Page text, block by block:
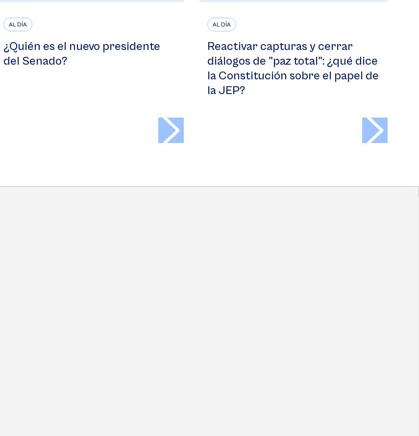
AL DÍA
¿Quién es el nuevo presidente
del Senado?
AL DÍA
Reactivar capturas y cerrar
diálogos de "paz total": ¿qué dice
la Constitución sobre el papel de
la JEP?